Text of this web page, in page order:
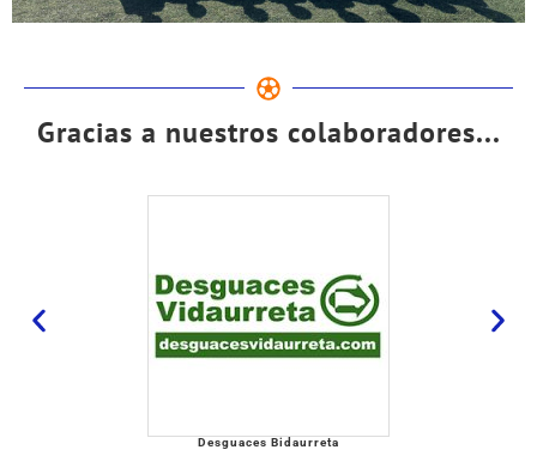
Gracias a nuestros colaboradores...
Desguaces Bidaurreta